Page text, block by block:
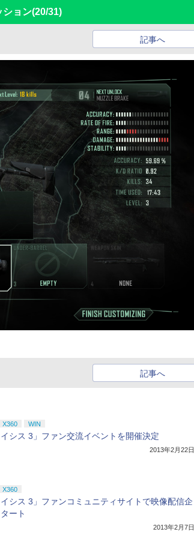
ション(20/31)
記事へ
記事へ
X360 WIN
イシス 3」ファン交流イベントを開催決定
2013年2月22日
X360
イシス 3」ファンコミュニティサイトで映像配信企
ート
2013年2月7日